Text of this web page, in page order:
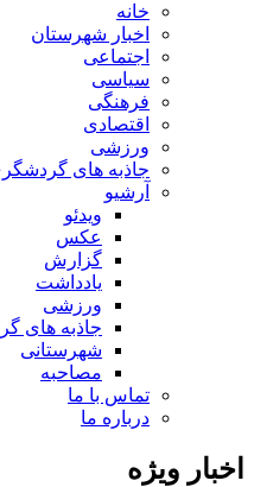
خانه
اخبار شهرستان
اجتماعی
سیاسی
فرهنگی
اقتصادی
ورزشی
جاذبه های
آرشیو
ویدئو
عکس
گزارش
یادداشت
ورزشی
جاذبه های
شهرستانی
مصاحبه
تماس با ما
درباره ما
اخبار ویژه